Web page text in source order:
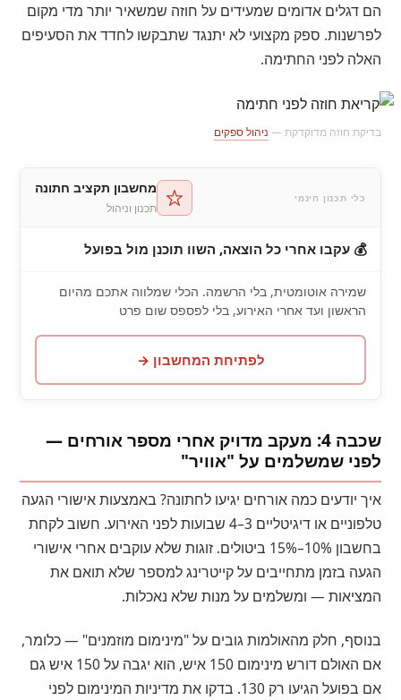
הם דגלים אדומים שמעידים על חוזה שמשאיר יותר מדי מקום
לפרשנות. ספק מקצועי לא יתנגד שתבקשו לחדד את הסעיפים
האלה לפני החתימה.
בדיקת חוזה מדוקדקת — ניהול ספקים
כלי תכנון חינמי
מחשבון תקציב חתונה
תכנון וניהול
💰 עקבו אחרי כל הוצאה, השוו תוכנן מול בפועל
שמירה אוטומטית, בלי הרשמה. הכלי שמלווה אתכם מהיום
הראשון ועד אחרי האירוע, בלי לפספס שום פרט
לפתיחת המחשבון →
שכבה 4: מעקב מדויק אחרי מספר אורחים —
לפני שמשלמים על "אוויר"
איך יודעים כמה אורחים יגיעו לחתונה? באמצעות אישורי הגעה
טלפוניים או דיגיטליים 3–4 שבועות לפני האירוע. חשוב לקחת
בחשבון 10%–15% ביטולים. זוגות שלא עוקבים אחרי אישורי
הגעה בזמן מתחייבים על קייטרינג למספר שלא תואם את
המציאות — ומשלמים על מנות שלא נאכלות.
בנוסף, חלק מהאולמות גובים על "מינימום מוזמנים" — כלומר,
אם האולם דורש מינימום 150 איש, הוא יגבה על 150 איש גם
אם בפועל הגיעו רק 130. בדקו את מדיניות המינימום לפני